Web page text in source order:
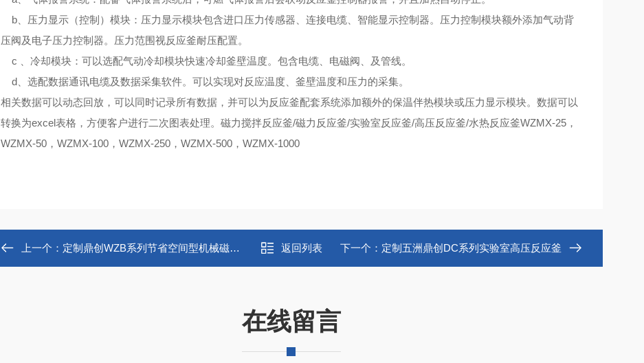
b、压力显示（控制）模块：压力显示模块包含进口压力传感器、连接电缆、智能显示控制器。压力控制模块额外添加气动背
压阀及电子压力控制器。压力范围视反应釜耐压配置。
c 、冷却模块：可以选配气动冷却模块快速冷却釜壁温度。包含电缆、电磁阀、及管线。
d、选配数据通讯电缆及数据采集软件。可以实现对反应温度、釜壁温度和压力的采集。
相关数据可以动态回放，可以同时记录所有数据，并可以为反应釜配套系统添加额外的保温伴热模块或压力显示模块。数据可以
转换为excel表格，方便客户进行二次图表处理。磁力搅拌反应釜/磁力反应釜/实验室反应釜/高压反应釜/水热反应釜WZMX-25，
WZMX-50，WZMX-100，WZMX-250，WZMX-500，WZMX-1000
上一个： 定制鼎创WZB系列节省空间型机械磁力反应釜 返回列表 下一个： 定制五洲鼎创DC系列实验室高压反应釜
在线留言